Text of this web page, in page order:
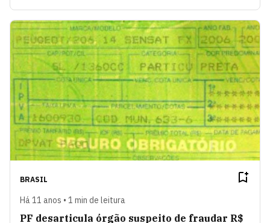
BRASIL
Há 11 anos • 1 min de leitura
PF desarticula órgão suspeito de fraudar R$